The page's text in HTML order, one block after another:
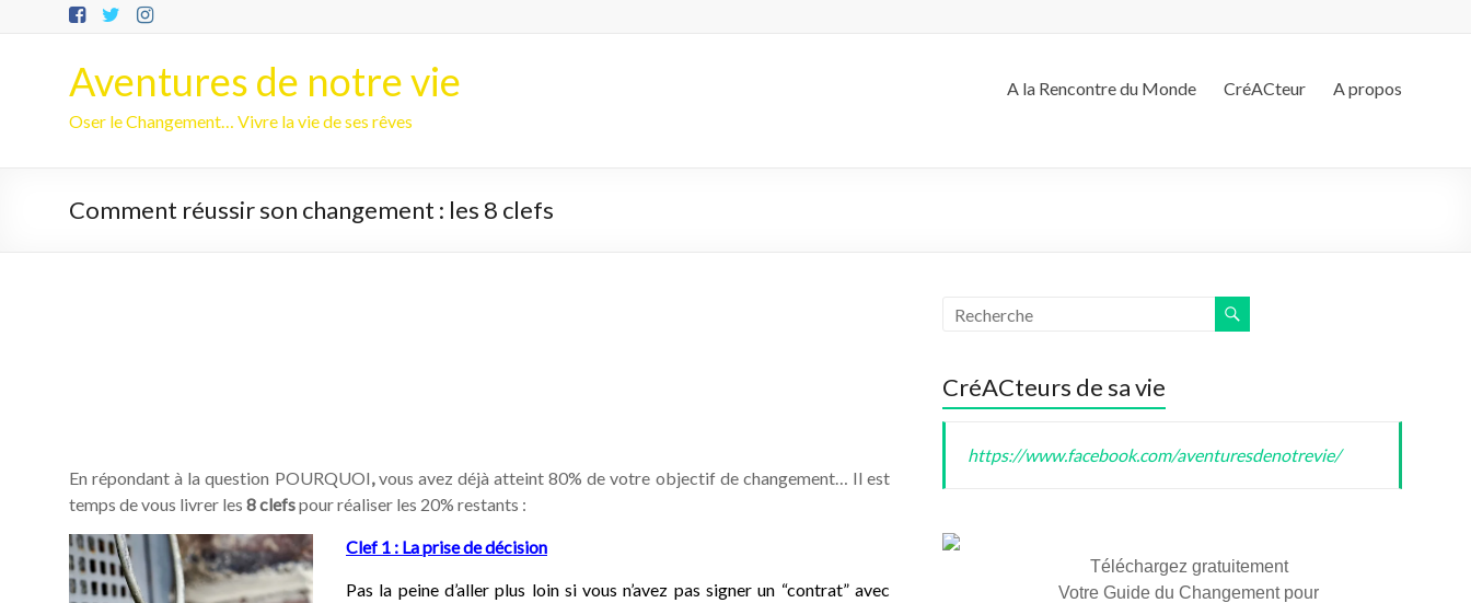
Aventures de notre vie
Oser le Changement… Vivre la vie de ses rêves
A la Rencontre du Monde CréACteur A propos
Comment réussir son changement : les 8 clefs
En répondant à la question POURQUOI,vous avez déjà atteint 80% de votre objectif de changement… Il est
temps de vous livrer les 8 clefspour réaliser les 20% restants :
Clef 1 : La prise de décision
Pas la peine d’aller plus loin si vous n’avez pas signer un “contrat” avec
CréACteurs de sa vie
https://www.facebook.com/aventuresdenotrevie/
Téléchargez gratuitement
Votre Guide du Changement pour